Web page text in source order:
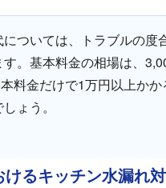
ついては、トラブルの度
。基本料金の相場は、
料金だけで1万円以上かか
ょう。
るキッチン水漏れ